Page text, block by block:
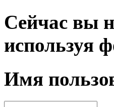
Сейчас вы
используя
Имя